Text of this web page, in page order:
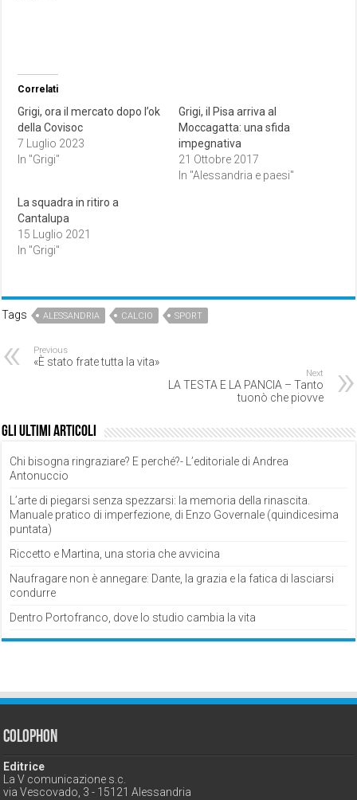
Correlati
Grigi, ora il mercato dopo l’ok
della Covisoc
7 Luglio 2023
In "Grigi"
Grigi, il Pisa arriva al
Moccagatta: una sfida
impegnativa
21 Ottobre 2017
In "Alessandria e paesi"
La squadra in ritiro a
Cantalupa
15 Luglio 2021
In "Grigi"
Tags ALESSANDRIA CALCIO SPORT
Previous
«È stato frate tutta la vita»
Next
LA TESTA E LA PANCIA – Tanto
tuonò che piovve
Gli ultimi articoli
Chi bisogna ringraziare? E perché?- L’editoriale di Andrea
Antonuccio
L’arte di piegarsi senza spezzarsi: la memoria della rinascita.
Manuale pratico di imperfezione, di Enzo Governale (quindicesima
puntata)
Riccetto e Martina, una storia che avvicina
Naufragare non è annegare: Dante, la grazia e la fatica di lasciarsi
condurre
Dentro Portofranco, dove lo studio cambia la vita
Colophon
Editrice
La V comunicazione s.c.
via Vescovado, 3 - 15121 Alessandria